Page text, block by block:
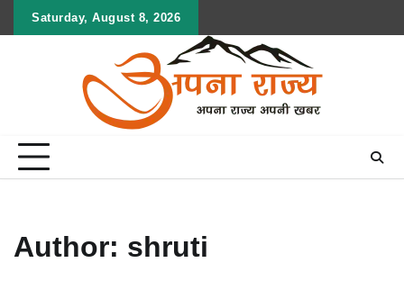
Saturday, August 8, 2026
Author: shruti